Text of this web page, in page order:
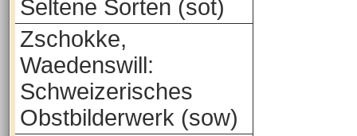
Seltene Sorten (sot)
Zschokke,
Waedenswill:
Schweizerisches
Obstbilderwerk (sow)